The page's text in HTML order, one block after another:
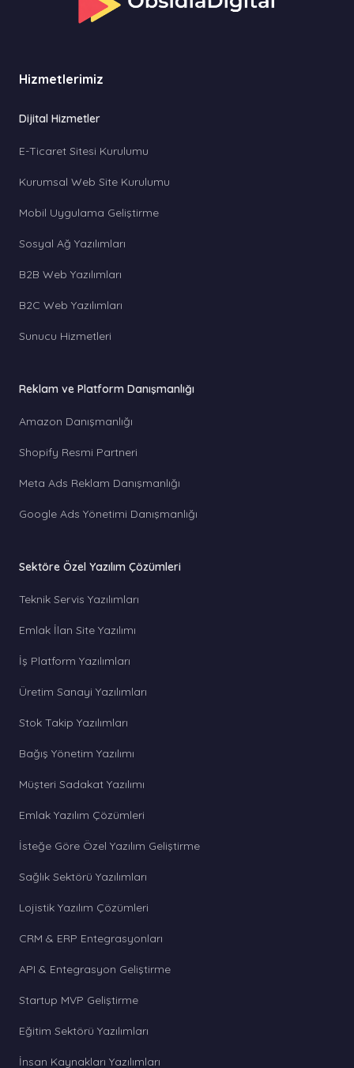
Hizmetlerimiz
Dijital Hizmetler
E-Ticaret Sitesi Kurulumu
Kurumsal Web Site Kurulumu
Mobil Uygulama Geliştirme
Sosyal Ağ Yazılımları
B2B Web Yazılımları
B2C Web Yazılımları
Sunucu Hizmetleri
Reklam ve Platform Danışmanlığı
Amazon Danışmanlığı
Shopify Resmi Partneri
Meta Ads Reklam Danışmanlığı
Google Ads Yönetimi Danışmanlığı
Sektöre Özel Yazılım Çözümleri
Teknik Servis Yazılımları
Emlak İlan Site Yazılımı
İş Platform Yazılımları
Üretim Sanayi Yazılımları
Stok Takip Yazılımları
Bağış Yönetim Yazılımı
Müşteri Sadakat Yazılımı
Emlak Yazılım Çözümleri
İsteğe Göre Özel Yazılım Geliştirme
Sağlık Sektörü Yazılımları
Lojistik Yazılım Çözümleri
CRM & ERP Entegrasyonları
API & Entegrasyon Geliştirme
Startup MVP Geliştirme
Eğitim Sektörü Yazılımları
İnsan Kaynakları Yazılımları